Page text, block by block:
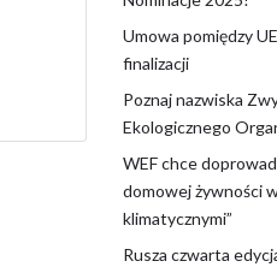
Umowa pomiędzy
finalizacji
Poznaj nazwiska
Ekologicznego
WEF chce
domowej żywności
klimatycznymi”
Rusza czwarta